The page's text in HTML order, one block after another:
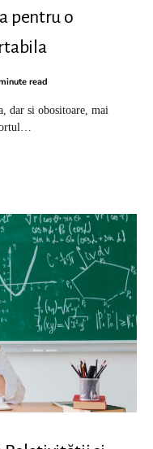
pentru o
read
dar si obositoare, mai